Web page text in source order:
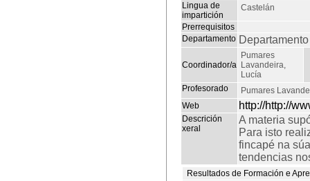
Lingua de
impartición
Castelán
Prerrequisitos
Departamento
Coordinador/a
Pumares
Lavandeira,
Lucía
Profesorado
Pumares
Web
http://http://
Descrición
xeral
A materia
Para isto
fincapé na
tendencias
Resultados de Formación e